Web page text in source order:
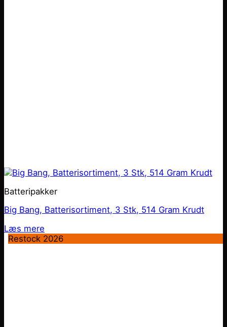
Batteripakker
Big Bang, Batterisortiment, 3 Stk, 514 Gram Krudt
Læs mere
Restock 2026